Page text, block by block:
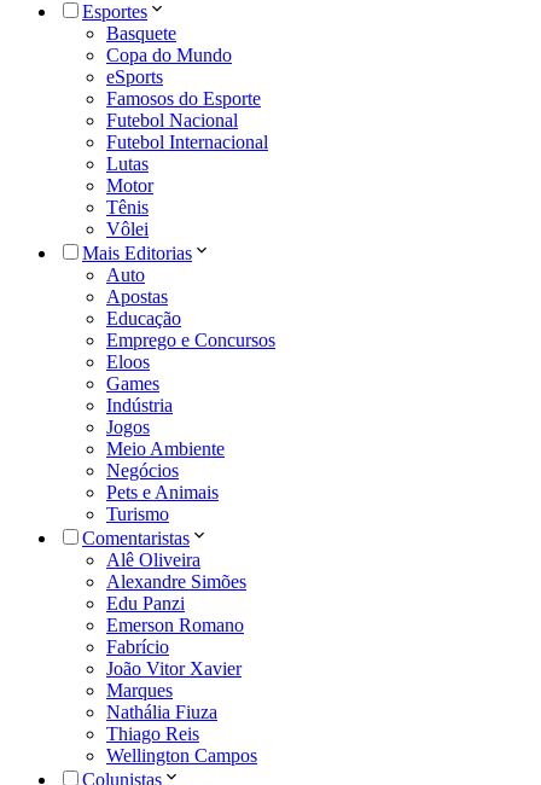
Esportes
Basquete
Copa do Mundo
eSports
Famosos do Esporte
Futebol Nacional
Futebol Internacional
Lutas
Motor
Tênis
Vôlei
Mais Editorias
Auto
Apostas
Educação
Emprego e Concursos
Eloos
Games
Indústria
Jogos
Meio Ambiente
Negócios
Pets e Animais
Turismo
Comentaristas
Alê Oliveira
Alexandre Simões
Edu Panzi
Emerson Romano
Fabrício
João Vitor Xavier
Marques
Nathália Fiuza
Thiago Reis
Wellington Campos
Colunistas